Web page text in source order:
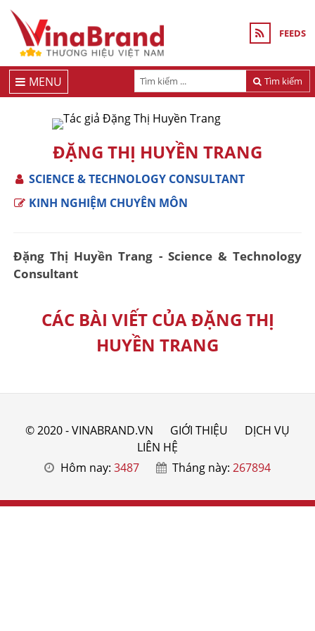
FEEDS
Tìm kiếm
MENU
ĐẶNG THỊ HUYỀN TRANG
SCIENCE & TECHNOLOGY CONSULTANT
KINH NGHIỆM CHUYÊN MÔN
Đặng Thị Huyền Trang - Science & Technology
Consultant
CÁC BÀI VIẾT CỦA ĐẶNG THỊ
HUYỀN TRANG
© 2020 - VINABRAND.VN GIỚI THIỆU
DỊCH VỤ
LIÊN HỆ
Hôm nay: 3487 Tháng này:267894